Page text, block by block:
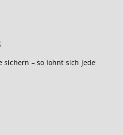
sichern – so lohnt sich jede